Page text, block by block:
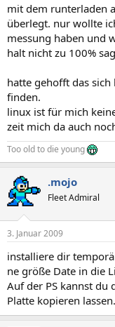
mit dem runterladen
überlegt. nur wollte
messung haben und
halt nicht zu 100%
hatte gehofft das
finden.
linux ist für mich
zeit mich da auch
Too old to die young
.mojo
Fleet Admiral
3. Januar 2009
installiere dir
ne größe Date in die
Auf der PS kannst du
Platte kopieren lassen.